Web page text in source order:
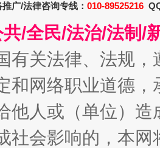
免责幌子
广/法律咨询专线： 010-89525216
/全民/法治/法制/
有关法律、法规
和网络职业道德
他人或（单位）
社会影响的，本